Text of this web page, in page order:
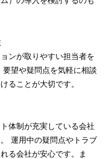
ンが取りやすい担当者を
要望や疑問点を気軽に相談
ることが大切です。
体制が充実している会社
運用中の疑問点やトラブ
る会社が安心です。ま